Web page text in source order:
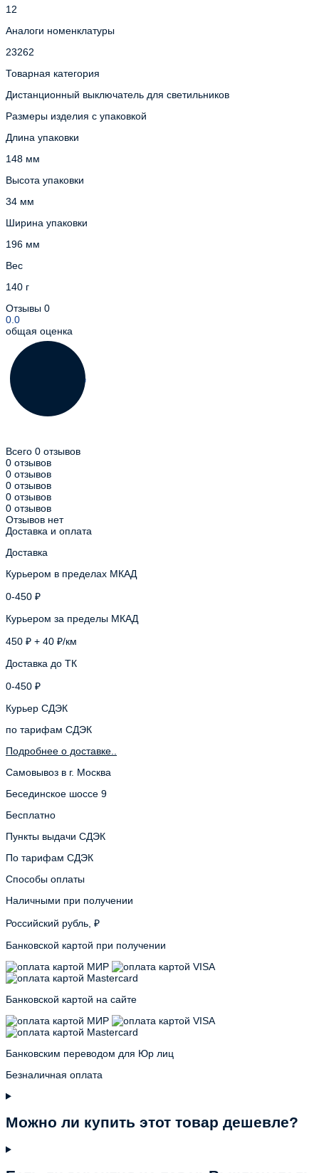
12
Аналоги номенклатуры
23262
Товарная категория
Дистанционный выключатель для светильников
Размеры изделия с упаковкой
Длина упаковки
148 мм
Высота упаковки
34 мм
Ширина упаковки
196 мм
Вес
140 г
Отзывы 0
0.0
общая оценка
Всего 0 отзывов
0 отзывов
0 отзывов
0 отзывов
0 отзывов
0 отзывов
Отзывов нет
Доставка и оплата
Доставка
Курьером в пределах МКАД
0-450 ₽
Курьером за пределы МКАД
450 ₽ + 40 ₽/км
Доставка до ТК
0-450 ₽
Курьер СДЭК
по тарифам СДЭК
Подробнее о доставке..
Самовывоз в г. Москва
Бесединское шоссе 9
Бесплатно
Пункты выдачи СДЭК
По тарифам СДЭК
Способы оплаты
Наличными при получении
Российский рубль, ₽
Банковской картой при получении
Банковской картой на сайте
Банковским переводом для Юр лиц
Безналичная оплата
Можно ли купить этот товар дешевле?